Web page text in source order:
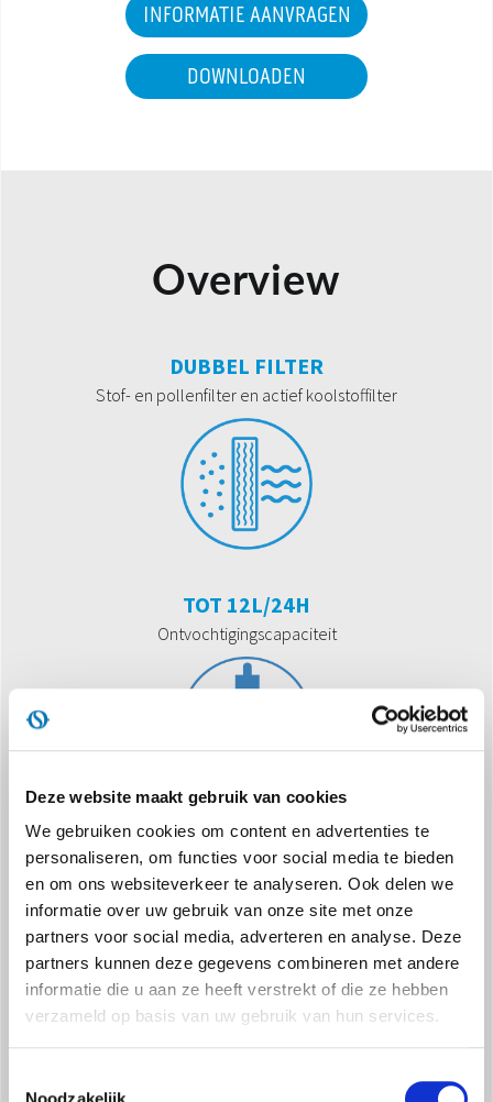
Deze website maakt gebruik van cookies
We gebruiken cookies om content en advertenties te
personaliseren, om functies voor social media te bieden
en om ons websiteverkeer te analyseren. Ook delen we
informatie over uw gebruik van onze site met onze
partners voor social media, adverteren en analyse. Deze
partners kunnen deze gegevens combineren met andere
informatie die u aan ze heeft verstrekt of die ze hebben
verzameld op basis van uw gebruik van hun services.
Noodzakelijk
INFORMATIE AANVRAGEN
DOWNLOADEN
Overview
DUBBEL FILTER
Stof- en pollenfilter en actief koolstoffilter
TOT 12L/24H
Ontvochtigingscapaciteit
DIGITAAL BEDIENINGSPANEEL
Voor nauwkeurige bediening en een minimale esthetische
impact